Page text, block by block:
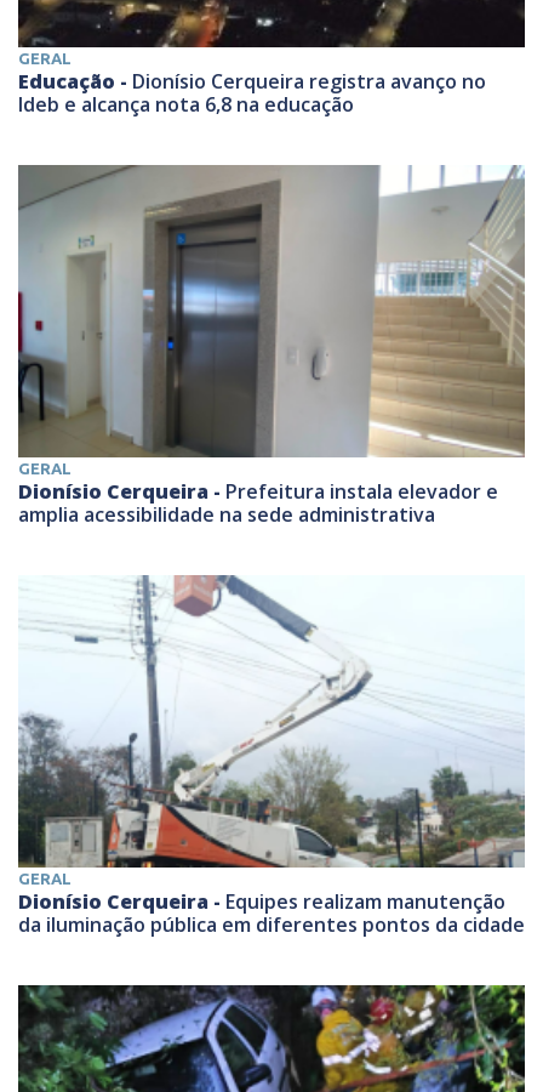
GERAL
Educação - Dionísio Cerqueira registra avanço no
Ideb e alcança nota 6,8 na educação
GERAL
Dionísio Cerqueira - Prefeitura instala elevador e
amplia acessibilidade na sede administrativa
GERAL
Dionísio Cerqueira - Equipes realizam manutenção
da iluminação pública em diferentes pontos da cidade